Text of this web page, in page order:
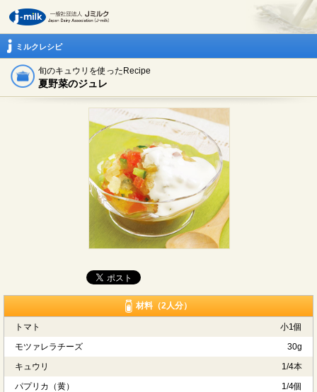
ミルクレシピ
旬のキュウリを使ったRecipe
夏野菜のジュレ
材料（2人分）
トマト
小1個
モツァレラチーズ
30g
キュウリ
1/4本
パプリカ（黄）
1/4個